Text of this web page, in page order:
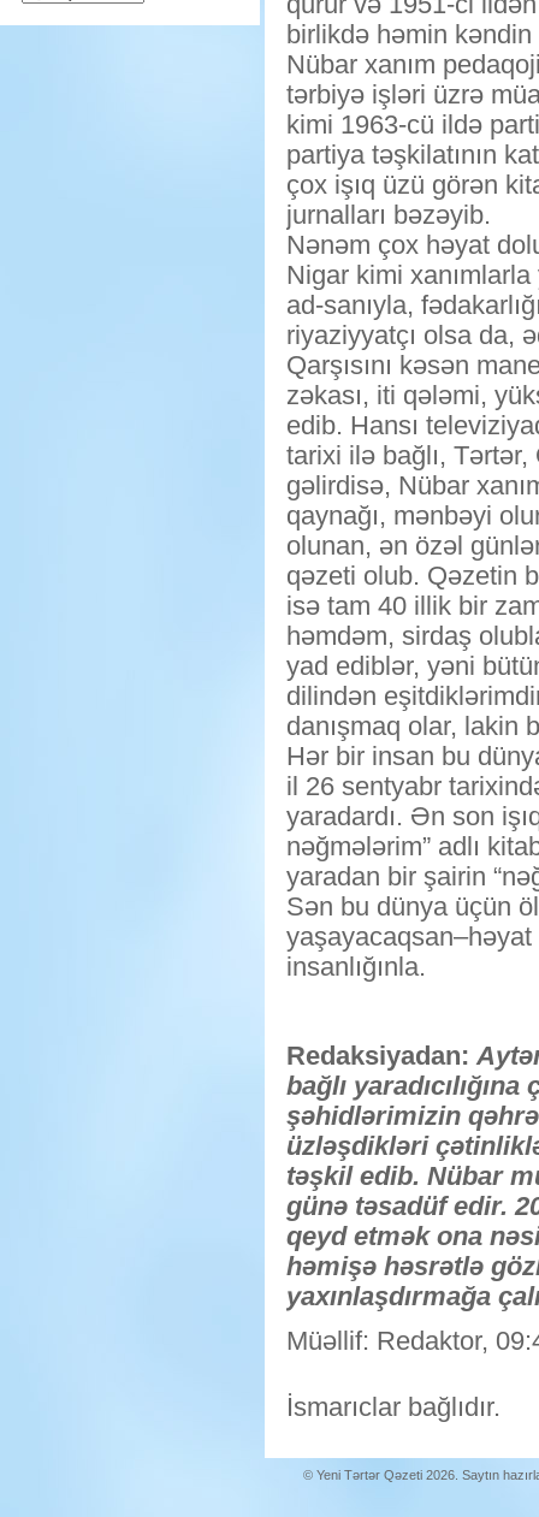
birlikdə həmin
Nübar xanım
tərbiyə işləri üzrə
kimi 1963-cü ildə
partiya təşkilatının
çox işıq üzü görən
jurnalları bəzəyib.
Nənəm çox həyat
Nigar kimi xanımlarla
ad-sanıyla,
riyaziyyatçı olsa da,
Qarşısını kəsən
zəkası, iti qələmi,
edib. Hansı
tarixi ilə bağlı,
gəlirdisə, Nübar
qaynağı, mənbəyi
olunan, ən özəl
qəzeti olub. Qəzetin
isə tam 40 illik bir
həmdəm, sirdaş
yad ediblər, yəni
dilindən
danışmaq olar, lakin
Hər bir insan bu
il 26 sentyabr
yaradardı. Ən son
nəğmələrim” adlı
yaradan bir şairin
Sən bu dünya üçün
insanlığınla.
Redaksiyadan:
bağlı
şəhidlərimizin
üzləşdikləri
təşkil edib. Nübar
günə təsadüf edir.
qeyd etmək ona
həmişə həsrətlə
yaxınlaşdırmağa
Müəllif: Redaktor,
İsmarıclar bağlıdır.
© Yeni Tərtər Qəzeti 2026. Saytın